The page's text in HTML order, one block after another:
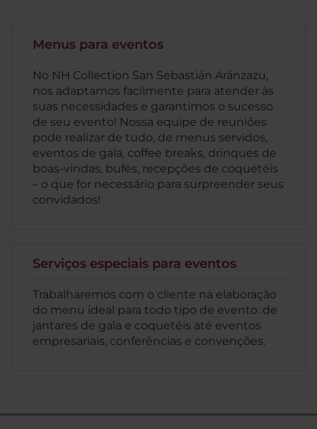
Menus para eventos
No NH Collection San Sebastián Aránzazu,
nos adaptamos facilmente para atender às
suas necessidades e garantimos o sucesso
de seu evento! Nossa equipe de reuniões
pode realizar de tudo, de menus servidos,
eventos de gala, coffee breaks, drinques de
boas-vindas, bufês, recepções de coquetéis
– o que for necessário para surpreender seus
convidados!
Serviços especiais para eventos
Trabalharemos com o cliente na elaboração
do menu ideal para todo tipo de evento: de
jantares de gala e coquetéis até eventos
empresariais, conferências e convenções.